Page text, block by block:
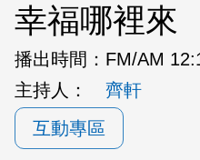
幸福哪裡來
播出時間： FM/AM
主持人：
齊軒
互動專區